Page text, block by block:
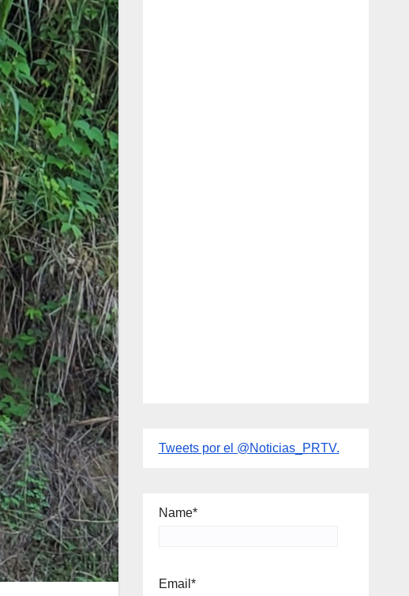
Tweets por el @Noticias_PRTV.
Name*
Email*